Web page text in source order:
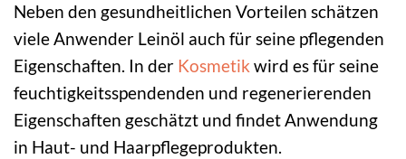
Neben den gesundheitlichen Vorteilen schätzen
viele Anwender Leinöl auch für seine pflegenden
Eigenschaften. In der Kosmetik wird es für seine
feuchtigkeitsspendenden und regenerierenden
Eigenschaften geschätzt und findet Anwendung
in Haut- und Haarpflegeprodukten.